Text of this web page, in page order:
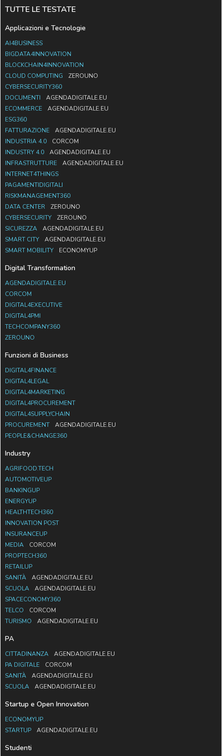
TUTTE LE TESTATE
Applicazioni e Tecnologie
AI4BUSINESS
BIGDATA4INNOVATION
BLOCKCHAIN4INNOVATION
CLOUD COMPUTING
ZEROUNO
CYBERSECURITY360
DOCUMENTI
AGENDADIGITALE.EU
ECOMMERCE
AGENDADIGITALE.EU
ESG360
FATTURAZIONE
AGENDADIGITALE.EU
INDUSTRIA 4.0
CORCOM
INDUSTRY 4.0
AGENDADIGITALE.EU
INFRASTRUTTURE
AGENDADIGITALE.EU
INTERNET4THINGS
PAGAMENTIDIGITALI
RISKMANAGEMENT360
DATA CENTER
ZEROUNO
CYBERSECURITY
ZEROUNO
SICUREZZA
AGENDADIGITALE.EU
SMART CITY
AGENDADIGITALE.EU
SMART MOBILITY
ECONOMYUP
Digital Transformation
AGENDADIGITALE.EU
CORCOM
DIGITAL4EXECUTIVE
DIGITAL4PMI
TECHCOMPANY360
ZEROUNO
Funzioni di Business
DIGITAL4FINANCE
DIGITAL4LEGAL
DIGITAL4MARKETING
DIGITAL4PROCUREMENT
DIGITAL4SUPPLYCHAIN
PROCUREMENT
AGENDADIGITALE.EU
PEOPLE&CHANGE360
Industry
AGRIFOOD.TECH
AUTOMOTIVEUP
BANKINGUP
ENERGYUP
HEALTHTECH360
INNOVATION POST
INSURANCEUP
MEDIA
CORCOM
PROPTECH360
RETAILUP
SANITÀ
AGENDADIGITALE.EU
SCUOLA
AGENDADIGITALE.EU
SPACECONOMY360
TELCO
CORCOM
TURISMO
AGENDADIGITALE.EU
PA
CITTADINANZA
AGENDADIGITALE.EU
PA DIGITALE
CORCOM
SANITÀ
AGENDADIGITALE.EU
SCUOLA
AGENDADIGITALE.EU
Startup e Open Innovation
ECONOMYUP
STARTUP
AGENDADIGITALE.EU
Studenti